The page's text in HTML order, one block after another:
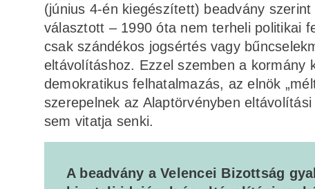
(június 4-én kiegészített) beadvány
választott – 1990 óta nem terheli politikai
csak szándékos jogsértés vagy
eltávolításhoz. Ezzel szemben a kormány
demokratikus felhatalmazás, az elnök
szerepelnek az Alaptörvényben
sem vitatja senki.
A beadvány a Velencei Bizottság